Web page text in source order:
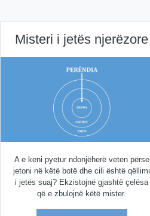
Misteri i jetës njerëzore
A e keni pyetur ndonjëherë veten përse
jetoni në këtë botë dhe cili është qëllimi
i jetës suaj? Ekzistojnë gjashtë çelësa
që e zbulojnë këtë mister.